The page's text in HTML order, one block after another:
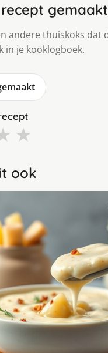
andere thuiskoks dat
in je kooklogboek.
★
ook